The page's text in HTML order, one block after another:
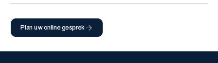
Plan uw online gesprek